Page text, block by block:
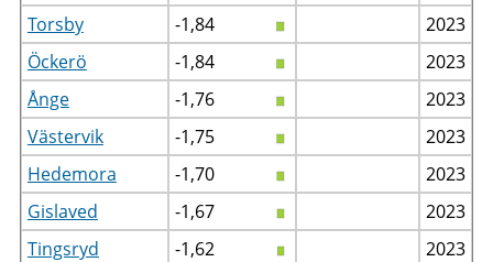
Torsby
-1,84
2023
Öckerö
-1,84
2023
Ånge
-1,76
2023
Västervik
-1,75
2023
Hedemora
-1,70
2023
Gislaved
-1,67
2023
Tingsryd
-1,62
2023